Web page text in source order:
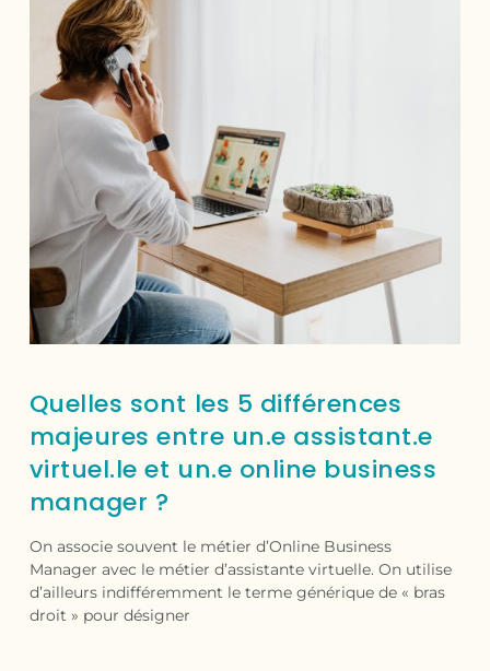
Quelles sont les 5 différences
majeures entre un.e assistant.e
virtuel.le et un.e online business
manager ?
On associe souvent le métier d’Online Business
Manager avec le métier d’assistante virtuelle. On utilise
d’ailleurs indifféremment le terme générique de « bras
droit » pour désigner